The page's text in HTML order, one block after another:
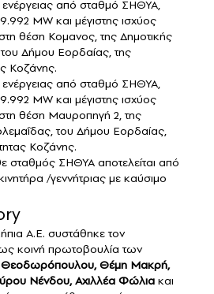
από σταθμό ΣΗΘΥΑ,
MW και μέγιστης ισχύος
θέση Κομανος, της Δημοτικής
Δήμου Εορδαίας, της
Κοζάνης.
από σταθμό ΣΗΘΥΑ,
MW και μέγιστης ισχύος
θέση Μαυροπηγή 2, της
του Δήμου Εορδαίας,
Κοζάνης.
σταθμός ΣΗΘΥΑ αποτελείται από
/γεννήτριας με καύσιμο
Α.Ε. συστάθηκε τον
κοινή πρωτοβουλία των
Θέμη Μακρή,
Νένδου, Αχιλλέα Φώλια και